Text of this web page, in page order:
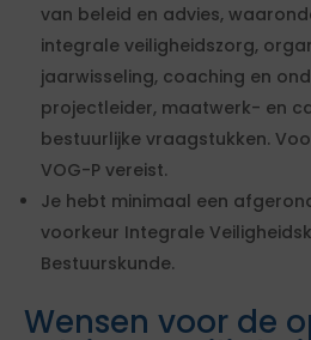
van beleid en advies,
integrale veiligheidszorg,
jaarwisseling, coaching en
projectleider, maatwerk- en
bestuurlijke vraagstukken.
VOG-P vereist.
Je hebt minimaal een
voorkeur Integrale
Bestuurskunde.
Wensen voor de